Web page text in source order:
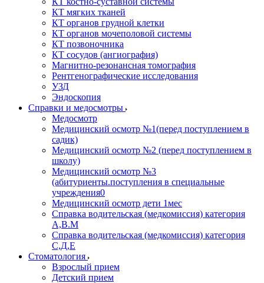
КТ мягких тканей
КТ органов грудной клетки
КТ органов мочеполовой системы
КТ позвоночника
КТ сосудов (ангиография)
Магнитно-резонансная томография
Рентгенографические исследования
УЗД
Эндоскопия
Справки и медосмотры
Медосмотр
Медицинский осмотр №1(перед поступлением в
садик)
Медицинский осмотр №2 (перед поступлением в
школу)
Медицинский осмотр №3
(абитуриенты.поступления в специальные
учреждения0
Медицинский осмотр дети 1мес
Справка водительская (медкомиссия) категория
А,В.М
Справка водительская (медкомиссия) категория
С,Д,Е
Стоматология
Взрослый прием
Детский прием